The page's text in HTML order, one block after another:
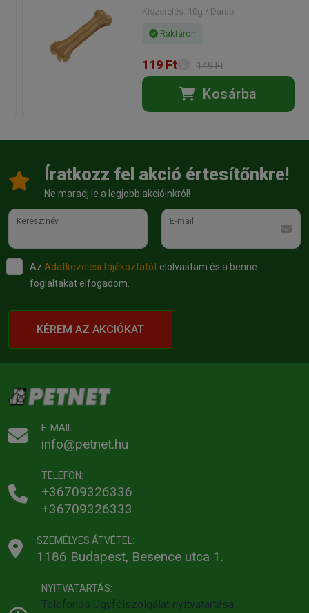
Kiszerelés: 10g / Darab
Raktáron
119 Ft 149 Ft
Kosárba
Íratkozz fel akció értesítőnkre!
Ne maradj le a legjobb akcióinkról!
Keresztnév E-mail
Az Adatkezelési tájékoztatót elolvastam és a benne
foglaltakat elfogadom.
KÉREM AZ AKCIÓKAT
E-MAIL:
info@petnet.hu
TELEFON:
+36709326336
+36709326333
SZEMÉLYES ÁTVÉTEL:
1186 Budapest, Besence utca 1.
NYITVATARTÁS:
Telefonos Ügyfélszolgálat nyitvatartása: